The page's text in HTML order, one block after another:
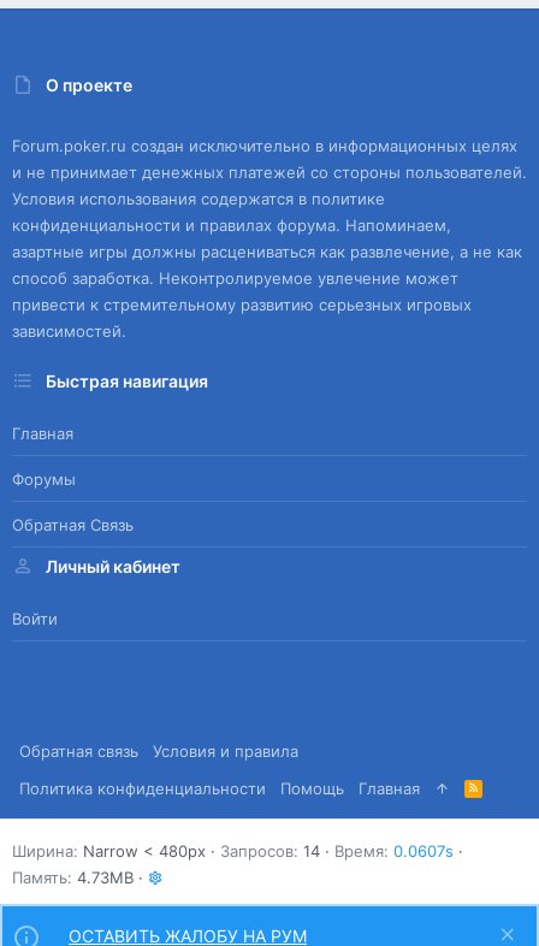
О проекте
Forum.poker.ru создан исключительно в информационных целях
и не принимает денежных платежей со стороны пользователей.
Условия использования содержатся в политике
конфиденциальности и правилах форума. Напоминаем,
азартные игры должны расцениваться как развлечение, а не как
способ заработка. Неконтролируемое увлечение может
привести к стремительному развитию серьезных игровых
зависимостей.
Быстрая навигация
Главная
Форумы
Обратная Связь
Личный кабинет
Войти
Обратная связь
Условия и правила
Политика конфиденциальности
Помощь Главная
R
S
S
Ширина Запросов 14 Время 0.0607s
Память 4.73MB
ОСТАВИТЬ ЖАЛОБУ НА РУМ